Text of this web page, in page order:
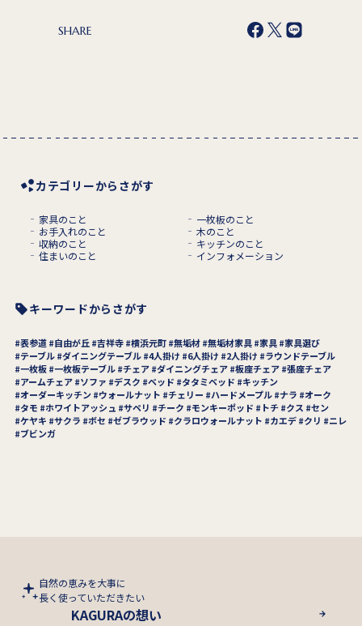
SHARE
カテゴリーからさがす
家具のこと
一枚板のこと
お手入れのこと
木のこと
収納のこと
キッチンのこと
住まいのこと
インフォメーション
キーワードからさがす
表参道 自由が丘 吉祥寺 横浜元町 無垢材 無垢材家具 家具 家具選び
テーブル ダイニングテーブル 4人掛け 6人掛け 2人掛け
ラウンドテーブル
一枚板 一枚板テーブル チェア ダイニングチェア 板座チェア 張座チェア
アームチェア
ソファ デスク ベッド タタミベッド
キッチン
オーダーキッチン
ウォールナット チェリー ハードメープル ナラ
オーク
タモ
ホワイトアッシュ サペリ チーク モンキーポッド トチ クス
セン
ケヤキ
サクラ ボセ ゼブラウッド クラロウォールナット カエデ クリ
ニレ
ブビンガ
自然の恵みを大事に
長く使っていただきたい
KAGURAの想い